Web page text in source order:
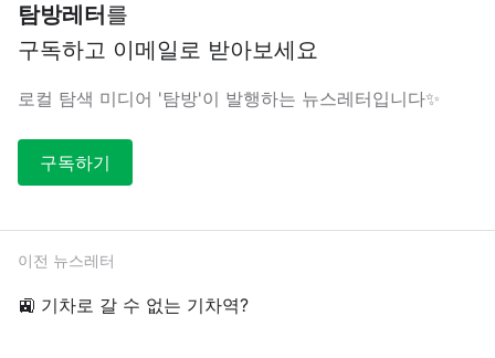
탐방레터를
구독하고 이메일로 받아보세요
로컬 탐색 미디어 '탐방'이 발행하는 뉴스레터입니다✨
구독하기
이전 뉴스레터
🚉 기차로 갈 수 없는 기차역?